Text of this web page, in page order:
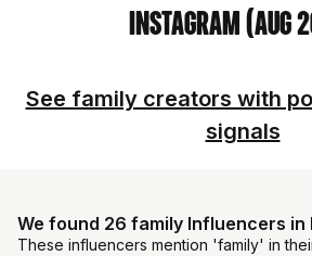
Instagram (Aug
See family creators with
signals
We found 26 family Influencers in
These influencers mention 'family' in